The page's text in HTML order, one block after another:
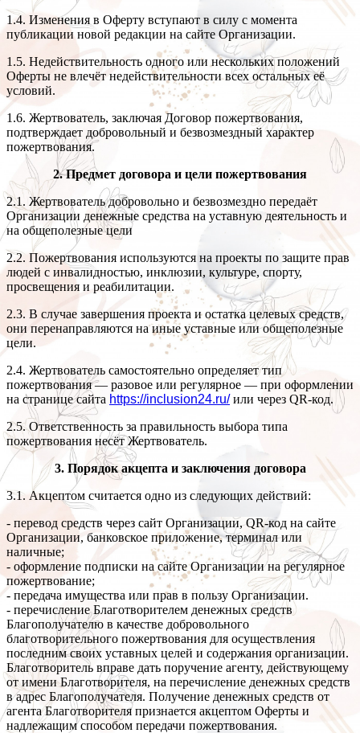
1.4. Изменения в Оферту вступают в силу с момента
публикации новой редакции на сайте Организации.
1.5. Недействительность одного или нескольких положений
Оферты не влечёт недействительности всех остальных её
условий.
1.6. Жертвователь, заключая Договор пожертвования,
подтверждает добровольный и безвозмездный характер
пожертвования.
2. Предмет договора и цели пожертвования
2.1. Жертвователь добровольно и безвозмездно передаёт
Организации денежные средства на уставную деятельность и
на общеполезные цели
2.2. Пожертвования используются на проекты по защите прав
людей с инвалидностью, инклюзии, культуре, спорту,
просвещения и реабилитации.
2.3. В случае завершения проекта и остатка целевых средств,
они перенаправляются на иные уставные или общеполезные
цели.
2.4. Жертвователь самостоятельно определяет тип
пожертвования — разовое или регулярное — при оформлении
на странице сайта https://inclusion24.ru/или через QR-код.
2.5. Ответственность за правильность выбора типа
пожертвования несёт Жертвователь.
3. Порядок акцепта и заключения договора
3.1. Акцептом считается одно из следующих действий:
- перевод средств через сайт Организации, QR-код на сайте
Организации, банковское приложение, терминал или
наличные;
- оформление подписки на сайте Организации на регулярное
пожертвование;
- передача имущества или прав в пользу Организации.
- перечисление Благотворителем денежных средств
Благополучателю в качестве добровольного
благотворительного пожертвования для осуществления
последним своих уставных целей и содержания организации.
Благотворитель вправе дать поручение агенту, действующему
от имени Благотворителя, на перечисление денежных средств
в адрес Благополучателя. Получение денежных средств от
агента Благотворителя признается акцептом Оферты и
надлежащим способом передачи пожертвования.